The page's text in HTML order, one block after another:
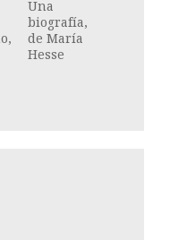
Una
biografía,
de María
Hesse